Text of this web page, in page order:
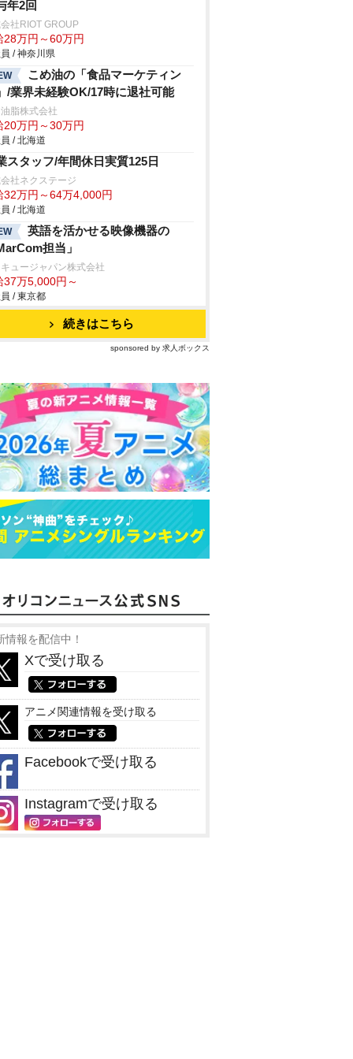
年2回
社RIOT GROUP
28万円～60万円
/ 神奈川県
こめ油の「食品マーケティン
/業界未経験OK/17時に退社可能
脂株式会社
20万円～30万円
/ 北海道
スタッフ/年間休日実質125日
社ネクステージ
32万円～64万4,000円
/ 北海道
英語を活かせる映像機器の
担当」
ュージャパン株式会社
37万5,000円～
/ 東京都
続きはこちら
sponsored by 求人ボックス
情報を配信中！
Xで受け取る
アニメ関連情報を受け取る
Facebookで受け取る
Instagramで受け取る